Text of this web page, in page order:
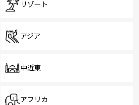
リゾート
アジア
中近東
アフリカ